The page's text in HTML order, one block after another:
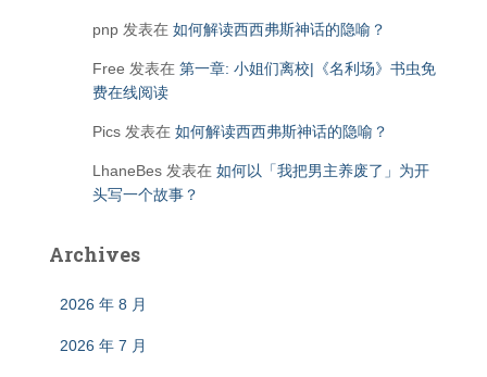
pnp 发表在 如何解读西西弗斯神话的隐喻？
Free 发表在 第一章: 小姐们离校|《名利场》书虫免
费在线阅读
Pics 发表在 如何解读西西弗斯神话的隐喻？
LhaneBes 发表在 如何以「我把男主养废了」为开
头写一个故事？
Archives
2026 年 8 月
2026 年 7 月